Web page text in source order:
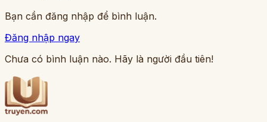
Bạn cần đăng nhập để bình luận.
Đăng nhập ngay
Chưa có bình luận nào. Hãy là người đầu tiên!